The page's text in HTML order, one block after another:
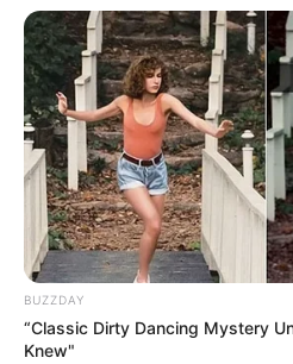
BUZZDAY
“Classic Dirty Dancing Mystery
Knew"